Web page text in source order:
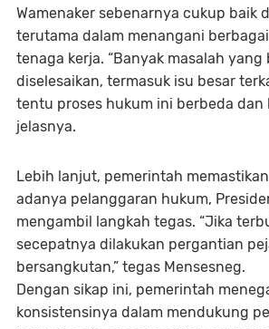
Wamenaker sebenarnya cukup baik
terutama dalam menangani
tenaga kerja. “Banyak masalah yang
diselesaikan, termasuk isu besar
tentu proses hukum ini berbeda dan
jelasnya.
Lebih lanjut, pemerintah
adanya pelanggaran hukum,
mengambil langkah tegas. “Jika
secepatnya dilakukan pergantian
bersangkutan,” tegas Mensesneg.
Dengan sikap ini, pemerintah
konsistensinya dalam mendukung